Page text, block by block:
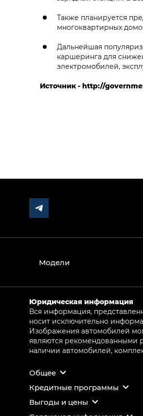
Также планируется
многоквартирных
Дальнейшая
каршеринга для
электромобилей,
Источник - http://
Модели
Юридическая информация
Вся информация,
носит исключительно
Изображения автомобилей
являются рекомендованными
наличии автомобилей,
Общее
Кредитные программы
Выгоды и цены